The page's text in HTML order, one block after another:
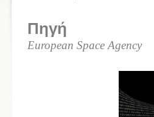
Πηγή
European Space Agency